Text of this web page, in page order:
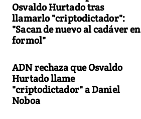
Osvaldo Hurtado tras
llamarlo "criptodictador":
"Sacan de nuevo al cadáver en
formol"
ADN rechaza que Osvaldo
Hurtado llame
"criptodictador" a Daniel
Noboa